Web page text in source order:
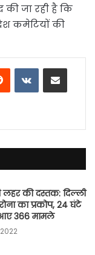
की जा रही है कि
कमेटियों की
Reddit VKontakteShare via Email
लहर की दस्तक: दिल्ली
का प्रकोप, 24 घंटे
366 मामले